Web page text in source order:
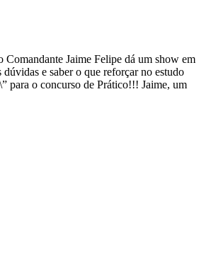
Comandante Jaime Felipe dá um show em
e saber o que reforçar no estudo
para o concurso de Prático!!! Jaime, um